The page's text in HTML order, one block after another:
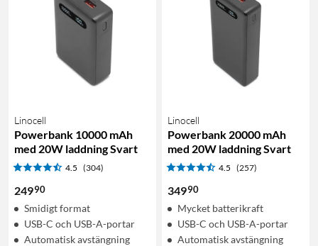
Linocell
Powerbank 10000 mAh
med 20W laddning Svart
4.5 (304)
24990
Smidigt format
USB-C och USB-A-portar
Automatisk avstängning
Linocell
Powerbank 20000 mAh
med 20W laddning Svart
4.5 (257)
34990
Mycket batterikraft
USB-C och USB-A-portar
Automatisk avstängning